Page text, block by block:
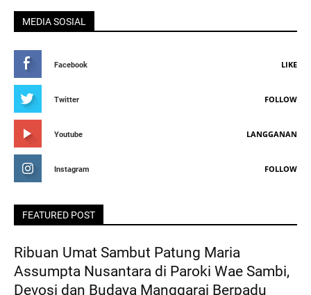
MEDIA SOSIAL
Facebook LIKE
Twitter FOLLOW
Youtube LANGGANAN
Instagram FOLLOW
FEATURED POST
Ribuan Umat Sambut Patung Maria
Assumpta Nusantara di Paroki Wae Sambi,
Devosi dan Budaya Manggarai Berpadu